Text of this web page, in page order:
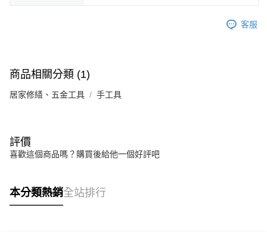
客服
商品相關分類 (1)
居家修繕、五金工具 手工具
評價
喜歡這個商品嗎？購買後給他一個好評吧
本分類熱銷全站排行